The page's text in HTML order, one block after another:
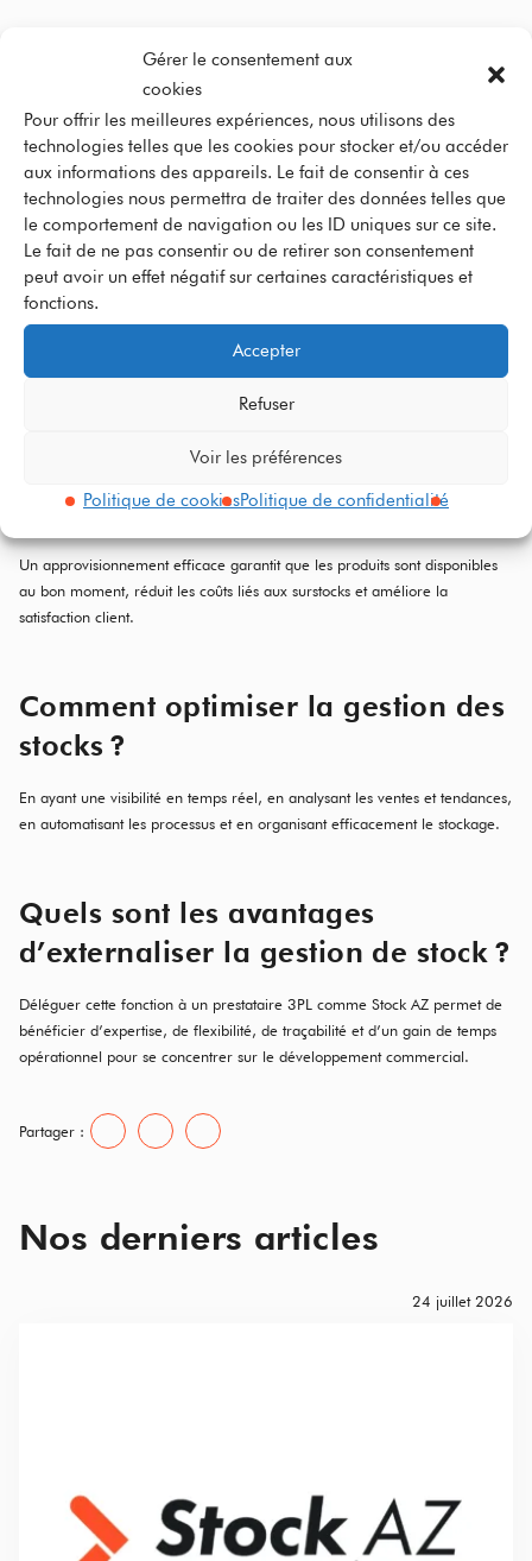
Gérer le consentement aux
cookies
Pour offrir les meilleures expériences, nous utilisons des
technologies telles que les cookies pour stocker et/ou accéder
aux informations des appareils. Le fait de consentir à ces
technologies nous permettra de traiter des données telles que
le comportement de navigation ou les ID uniques sur ce site.
Le fait de ne pas consentir ou de retirer son consentement
peut avoir un effet négatif sur certaines caractéristiques et
fonctions.
Accepter
Refuser
Voir les préférences
Politique de cookiesPolitique de confidentialité
Question fréquentes –
Gestion de stock et
approvisionnement
magasin
Qu’est-ce que la gestion de stock
dans un magasin ?
Il s’agit de suivre, organiser et contrôler les produits disponibles pour
assurer leur disponibilité et éviter les ruptures ou surstocks.
Pourquoi l’approvisionnement en
magasin est-il important ?
Un approvisionnement efficace garantit que les produits sont disponibles
au bon moment, réduit les coûts liés aux surstocks et améliore la
satisfaction client.
Comment optimiser la gestion des
stocks ?
En ayant une visibilité en temps réel, en analysant les ventes et tendances,
en automatisant les processus et en organisant efficacement le stockage.
Quels sont les avantages
d’externaliser la gestion de stock ?
Déléguer cette fonction à un prestataire 3PL comme Stock AZ permet de
bénéficier d’expertise, de flexibilité, de traçabilité et d’un gain de temps
opérationnel pour se concentrer sur le développement commercial.
Partager :
Nos derniers articles
24 juillet 2026